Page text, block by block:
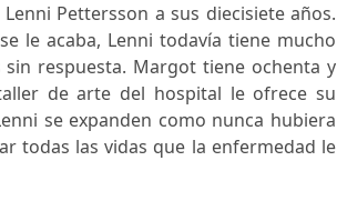
Pettersson a sus diecisiete años.
le acaba, Lenni todavía tiene mucho
respuesta. Margot tiene ochenta y
de arte del hospital le ofrece su
se expanden como nunca hubiera
todas las vidas que la enfermedad le